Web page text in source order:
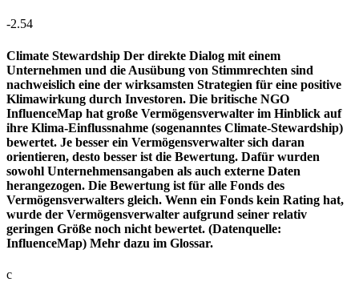
-2.54
Climate Stewardship Der direkte Dialog mit einem
Unternehmen und die Ausübung von Stimmrechten sind
nachweislich eine der wirksamsten Strategien für eine positive
Klimawirkung durch Investoren. Die britische NGO
InfluenceMap hat große Vermögensverwalter im Hinblick auf
ihre Klima-Einflussnahme (sogenanntes Climate-Stewardship)
bewertet. Je besser ein Vermögensverwalter sich daran
orientieren, desto besser ist die Bewertung. Dafür wurden
sowohl Unternehmensangaben als auch externe Daten
herangezogen. Die Bewertung ist für alle Fonds des
Vermögensverwalters gleich. Wenn ein Fonds kein Rating hat,
wurde der Vermögensverwalter aufgrund seiner relativ
geringen Größe noch nicht bewertet. (Datenquelle:
InfluenceMap) Mehr dazu im Glossar.
c